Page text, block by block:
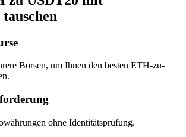
Börsen, um Ihnen den besten ETH-zu-
ohne Identitätsprüfung.